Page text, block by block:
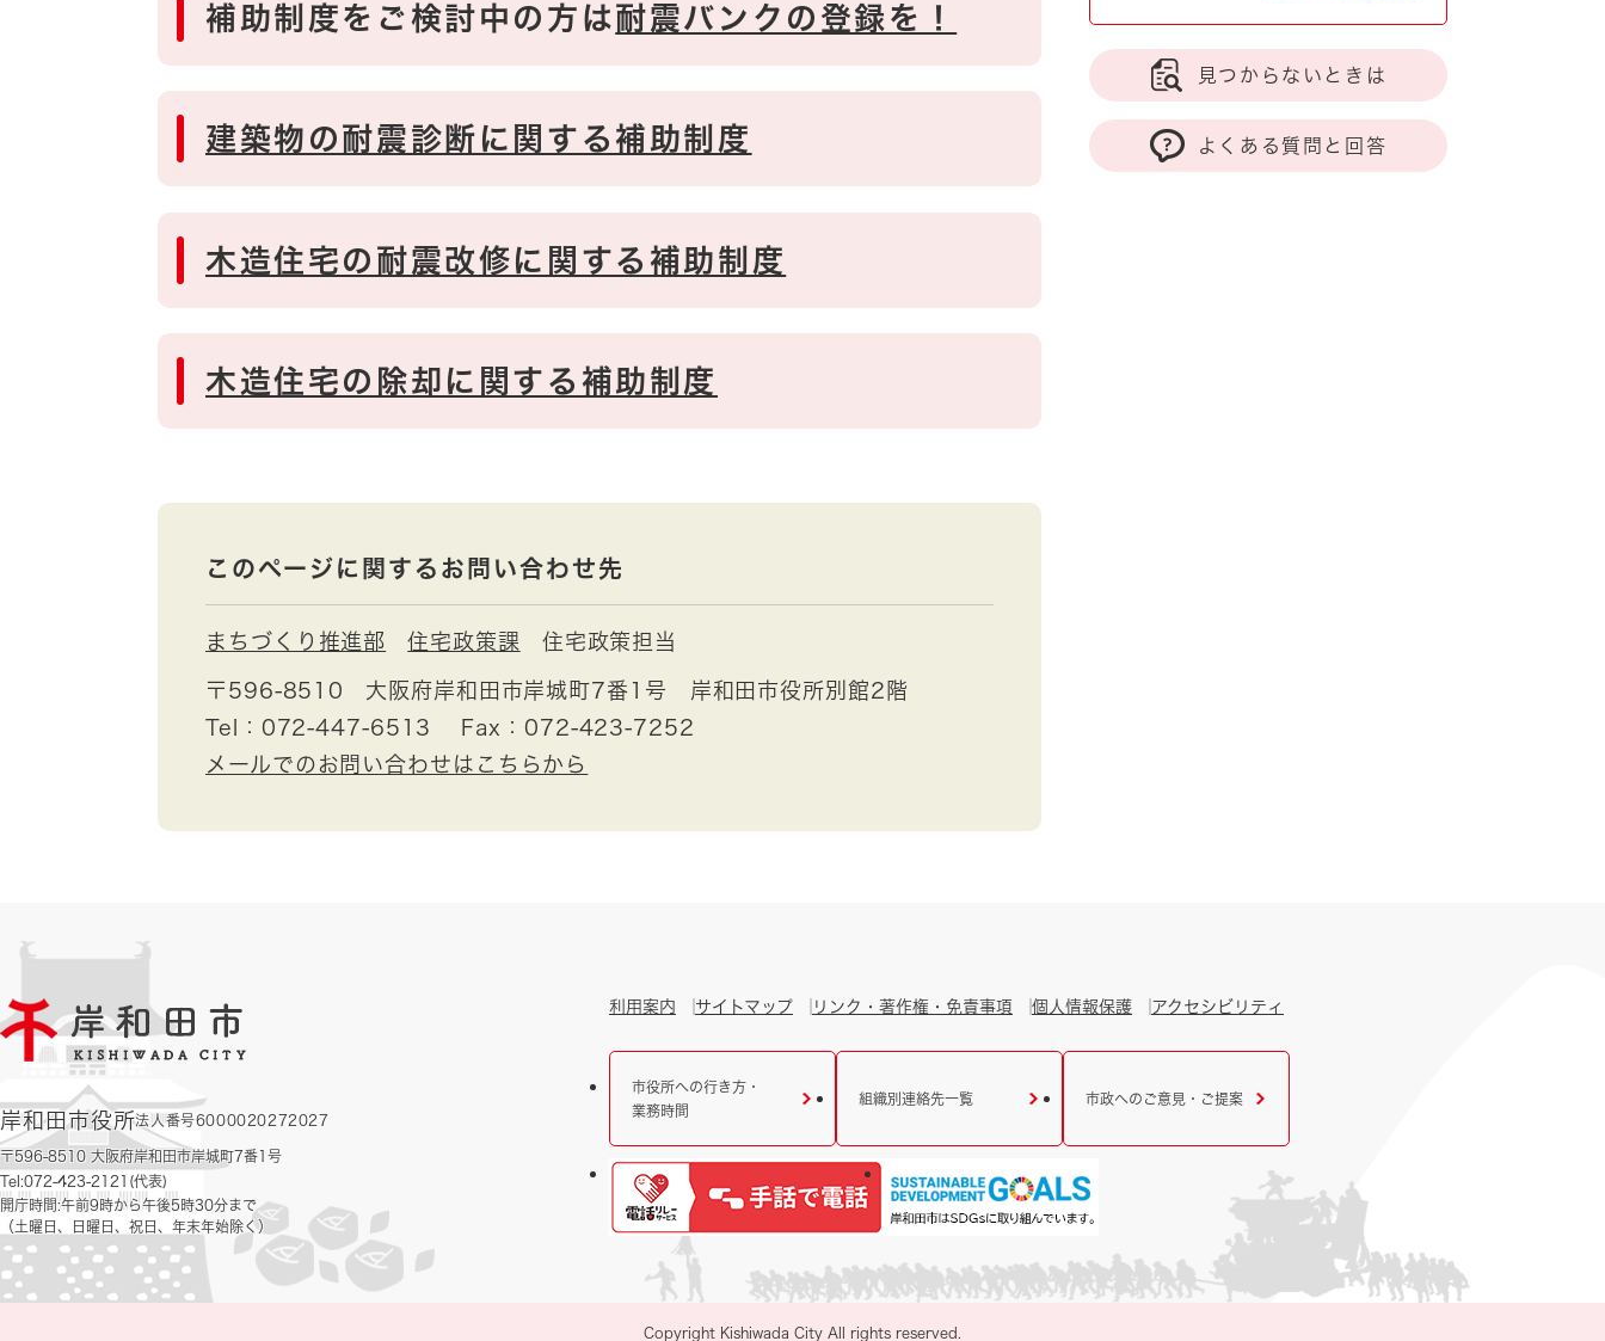
​補助制度をご検討中の方は耐震バンクの登録を！
建築物の耐震診断に関する補助制度
木造住宅の耐震改修に関する補助制度
木造住宅の除却に関する補助制度
このページに関するお問い合わせ先
まちづくり推進部 住宅政策課 住宅政策担当
〒596-8510
大阪府岸和田市岸城町7番1号 岸和田市役所別館2階
Tel：072-447-6513
Fax：072-423-7252
メールでのお問い合わせはこちらから
見つからないときは
よくある質問と回答
岸和田市役所法人番号6000020272027
〒596-8510 大阪府岸和田市岸城町7番1号
Tel:072-423-2121(代表)
開庁時間:午前9時から午後5時30分まで
（土曜日、日曜日、祝日、年末年始除く）
利用案内 サイトマップ リンク・著作権・免責事項 個人情報保護 アクセシビリティ
市役所への行き方・
業務時間
組織別連絡先一覧 市政へのご意見・ご提案
Copyright Kishiwada City All rights reserved.